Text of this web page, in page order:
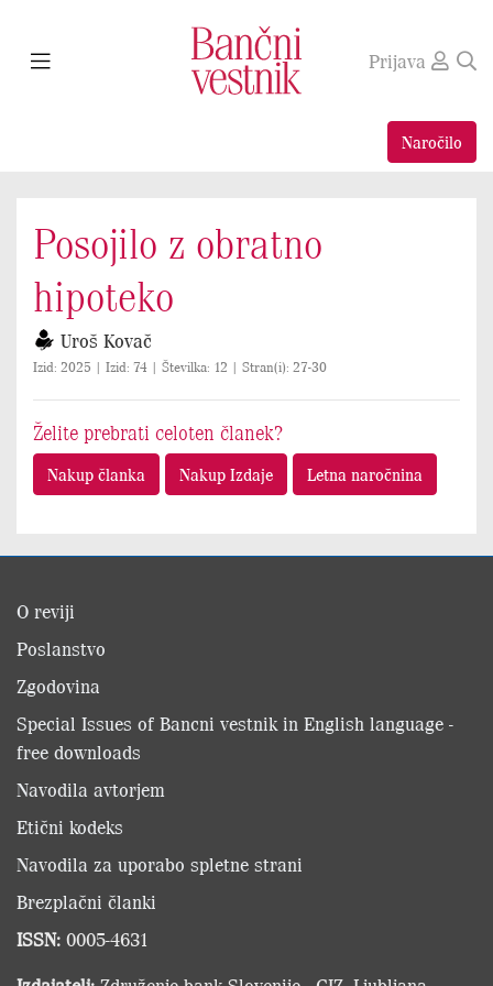
Prijava
Naročilo
Posojilo z obratno
hipoteko
Uroš Kovač
Izid: 2025 | Izid: 74 | Številka: 12 | Stran(i): 27-30
Želite prebrati celoten članek?
Nakup članka Nakup Izdaje Letna naročnina
O reviji
Poslanstvo
Zgodovina
Special Issues of Bancni vestnik in English language -
free downloads
Navodila avtorjem
Etični kodeks
Navodila za uporabo spletne strani
Brezplačni članki
ISSN: 0005-4631